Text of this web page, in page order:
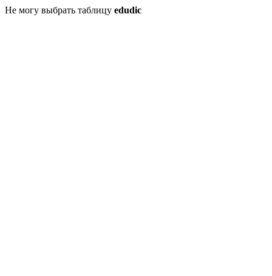
Не могу выбрать таблицу edudic